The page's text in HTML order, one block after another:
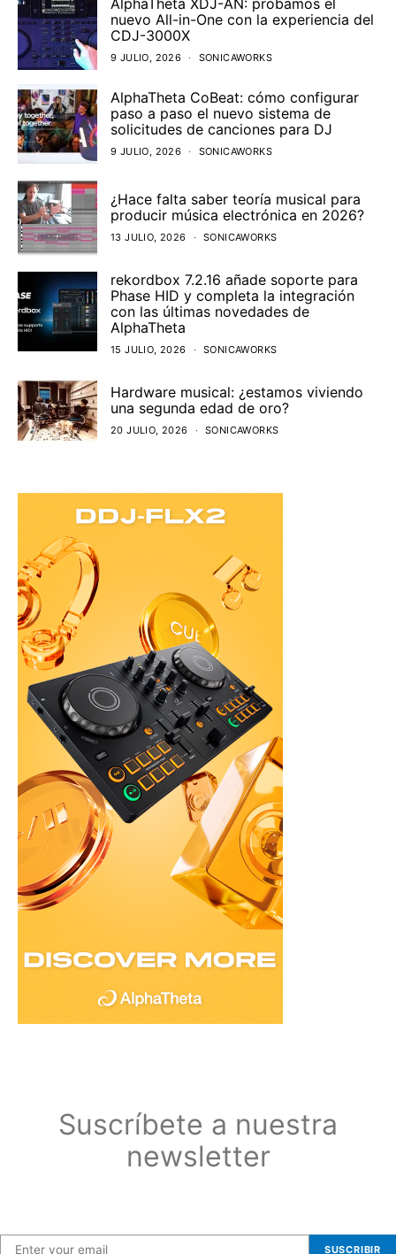
nuevo All-in-One con la experiencia del
CDJ-3000X
9 JULIO, 2026 SONICAWORKS
AlphaTheta CoBeat: cómo configurar
paso a paso el nuevo sistema de
solicitudes de canciones para DJ
9 JULIO, 2026 SONICAWORKS
¿Hace falta saber teoría musical para
producir música electrónica en 2026?
13 JULIO, 2026 SONICAWORKS
rekordbox 7.2.16 añade soporte para
Phase HID y completa la integración
con las últimas novedades de
AlphaTheta
15 JULIO, 2026 SONICAWORKS
Hardware musical: ¿estamos viviendo
una segunda edad de oro?
20 JULIO, 2026 SONICAWORKS
Suscríbete a nuestra
newsletter
SUSCRIBIR